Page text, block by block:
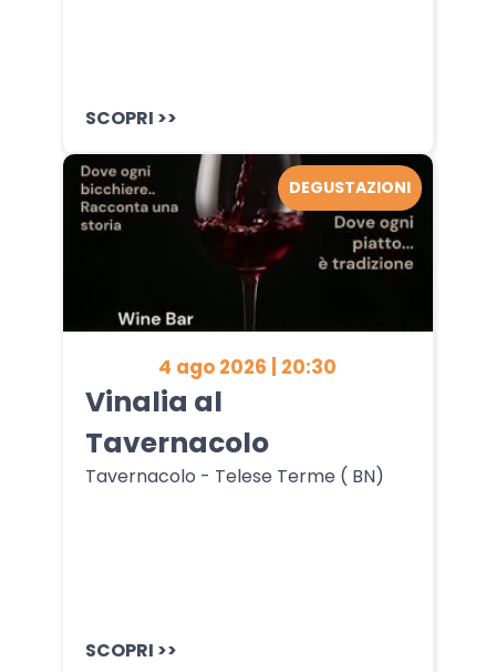
SCOPRI >>
4 ago 2026 | 20:30
Vinalia al
Tavernacolo
Tavernacolo - Telese Terme ( BN)
SCOPRI >>
DEGUSTAZIONI